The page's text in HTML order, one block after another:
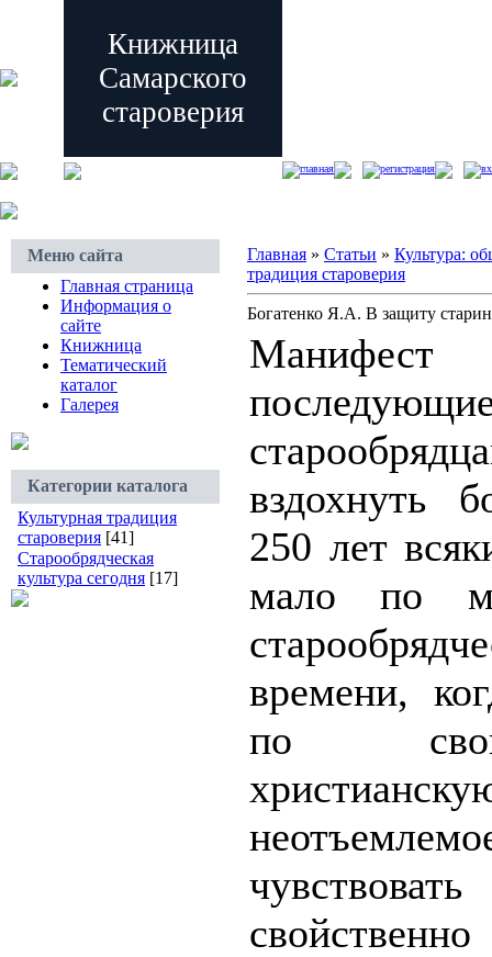
Книжница
Самарского
староверия
главная регистрация
Меню сайта
Главная страница
Информация о
сайте
Книжница
Тематический
каталог
Галерея
Категории каталога
Культурная традиция
староверия [41]
Старообрядческая
культура сегодня [17]
Главная » Статьи » Культура:
традиция староверия
Богатенко Я.А. В защиту
Манифест
вздохнуть
250 лет
мало по
времени,
по